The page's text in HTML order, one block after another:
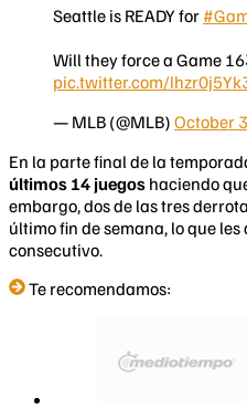
Seattle is READY for
Will they force a Game
pic.twitter.com/
— MLB (@MLB) October
En la parte final de la
últimos 14 juegos haciendo
embargo, dos de las tres
último fin de semana, lo que
consecutivo.
Te recomendamos: